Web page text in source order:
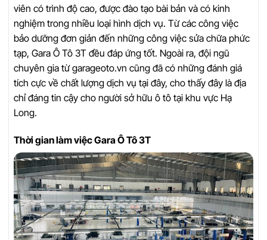
viên có trình độ cao, được đào tạo bài bản và có kinh
nghiệm trong nhiều loại hình dịch vụ. Từ các công việc
bảo dưỡng đơn giản đến những công việc sửa chữa phức
tạp, Gara Ô Tô 3T đều đáp ứng tốt. Ngoài ra, đội ngũ
chuyên gia từ garageoto.vn cũng đã có những đánh giá
tích cực về chất lượng dịch vụ tại đây, cho thấy đây là địa
chỉ đáng tin cậy cho người sở hữu ô tô tại khu vực Hạ
Long.
Thời gian làm việc Gara Ô Tô 3T